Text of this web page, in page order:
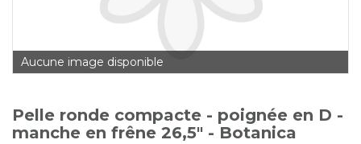
Calendrier horticole
Emplois
Service à la clientèle
Nous joindre
Aucune image disponible
Pelle ronde compacte - poignée en D -
manche en frêne 26,5" - Botanica